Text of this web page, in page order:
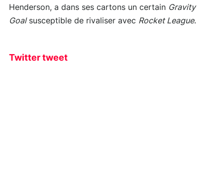
Henderson, a dans ses cartons un certain Gravity
Goalsusceptible de rivaliser avec Rocket League.
Twitter tweet